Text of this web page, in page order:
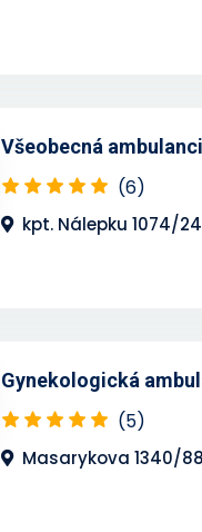
Všeobecná
(6)
kpt. Nálepku 1074/
Gynekologická
(5)
Masarykova 1340/